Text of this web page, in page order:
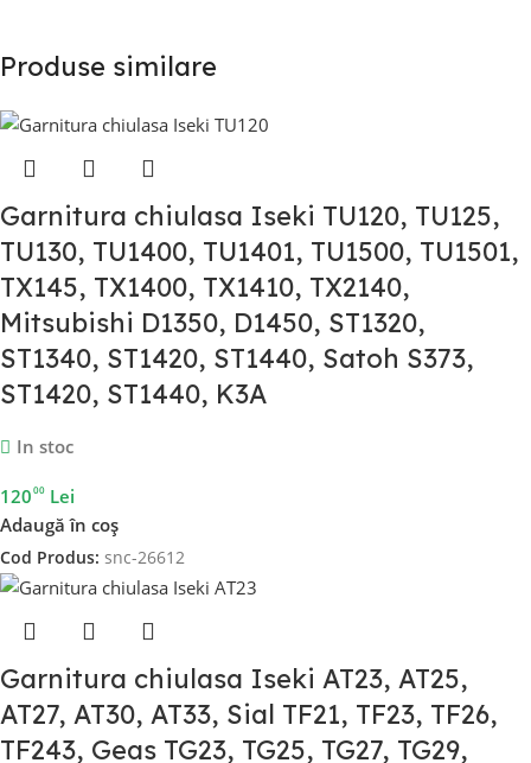
Produse similare
Garnitura chiulasa Iseki TU120, TU125,
TU130, TU1400, TU1401, TU1500, TU1501,
TX145, TX1400, TX1410, TX2140,
Mitsubishi D1350, D1450, ST1320,
ST1340, ST1420, ST1440, Satoh S373,
ST1420, ST1440, K3A
In stoc
12000 Lei
Adaugă în coș
Cod Produs: snc-26612
Garnitura chiulasa Iseki AT23, AT25,
AT27, AT30, AT33, Sial TF21, TF23, TF26,
TF243, Geas TG23, TG25, TG27, TG29,